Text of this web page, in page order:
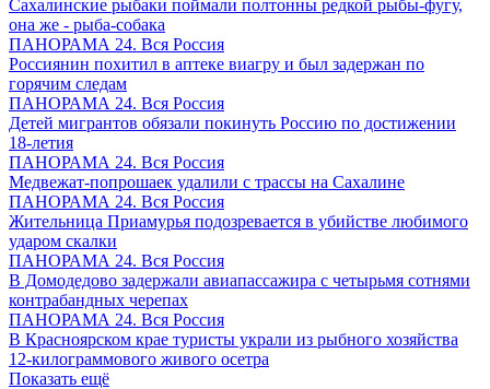
Сахалинские рыбаки поймали полтонны редкой рыбы-фугу,
она же - рыба-собака
ПАНОРАМА 24. Вся Россия
Россиянин похитил в аптеке виагру и был задержан по
горячим следам
ПАНОРАМА 24. Вся Россия
Детей мигрантов обязали покинуть Россию по достижении
18-летия
ПАНОРАМА 24. Вся Россия
Медвежат-попрошаек удалили с трассы на Сахалине
ПАНОРАМА 24. Вся Россия
Жительница Приамурья подозревается в убийстве любимого
ударом скалки
ПАНОРАМА 24. Вся Россия
В Домодедово задержали авиапассажира с четырьмя сотнями
контрабандных черепах
ПАНОРАМА 24. Вся Россия
В Красноярском крае туристы украли из рыбного хозяйства
12-килограммового живого осетра
Показать ещё